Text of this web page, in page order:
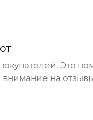
Это
внимание на